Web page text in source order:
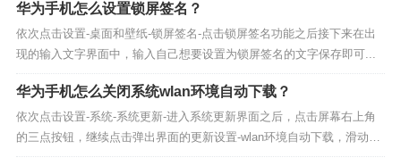
华为手机怎么设置锁屏签名？
依次点击设置-桌面和壁纸-锁屏签名-点击锁屏签名功能之后接下来在出
现的输入文字界面中，输入自己想要设置为锁屏签名的文字保存即可...
华为手机怎么关闭系统wlan环境自动下载？
依次点击设置-系统-系统更新-进入系统更新界面之后，点击屏幕右上角
的三点按钮，继续点击弹出界面的更新设置-wlan环境自动下载，滑动右
侧按钮即可关闭系统wlan环境自动下载...